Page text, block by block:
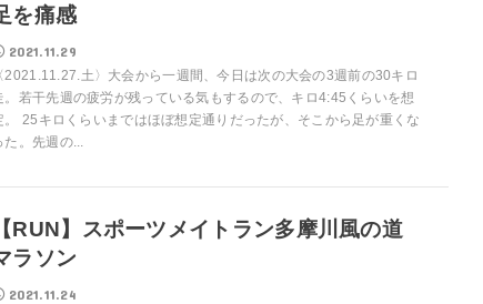
を痛感
2021.11.29
2021.11.27.土〉大会から一週間、今日は次の大会の3週前の30キロ
。若干先週の疲労が残っている気もするので、キロ4:45くらいを想
。 25キロくらいまではほぼ想定通りだったが、そこから足が重くな
た。先週の...
RUN】スポーツメイトラン多摩川風の道
ラソン
2021.11.24